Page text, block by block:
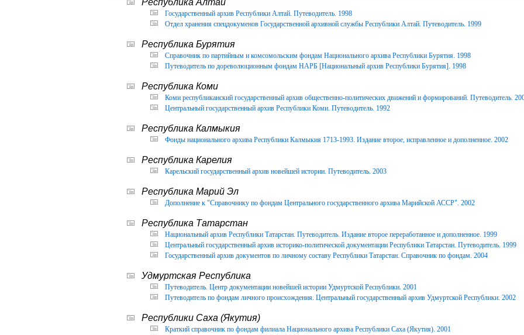
Республика Алтай
Государственный архив Республики Алтай. Путеводитель. 1998
Отдел хранения спецдокуменов Государственной архивной службы Республики Алтай. Путеводитель. 1999
Республика Бурятия
Справочник по партийным и комсомольским фондам Национального архива Республики Бурятия. 1998
Путеводитель по дореволюционным фондам НАРБ [Национальный архив Республики Бурятия]. 1998
Республика Коми
Коми республиканский государственный архив общественно-политических движений и формирований. Путеводитель.
Центральный государственный архив Республики Коми. Путеводитель. 1992
Республика Калмыкия
Фонды национального архива Республики Калмыкия 1713-1993. Издание второе, исправленное и дополненное. 2002
Республика Карелия
Карельский государственный архив новейшей истории. Путеводитель. 2003
Республика Марий Эл
Дополнение к "Справочнику по фондам Центрального государственного архива Марийской АССР". 2002
Республика Татарстан
Национальный архив Республики Татарстан. Путеводитель. Издание второе переработанное и дополненное. 1999
Центральный государственный архив историко-политической документации Республики Татарстан. Путеводитель. 1999
Государственный архив документов по личному составу Республики Татарстан. Справочник по фондам. 2004
Удмуртская Республика
Путеводитель. Центр документации новейшей истории Удмуртской Республики. 2001
Путеводитель по фондам личного происхождения. Центральный государственный архив Удмуртской Республики. 2002
Республики Саха (Якутия)
Краткий справочник по фондам филиала Национального архива Республики Саха (Якутия). 2001